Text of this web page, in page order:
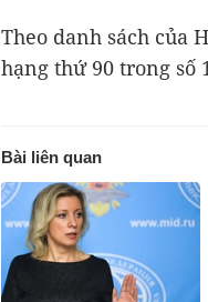
Theo danh sách của
hạng thứ 90 trong số
Bài liên quan